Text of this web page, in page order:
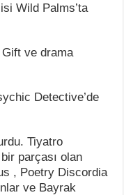
Wild Palms’ta
Gift ve drama
Detective’de
Tiyatro
parçası olan
, Poetry Discordia
ve Bayrak